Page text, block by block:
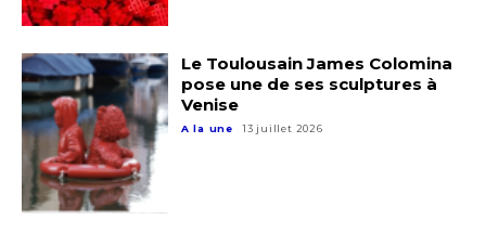
Adresse email*
Le Toulousain James Colomina
pose une de ses sculptures à
Venise
A la une 13 juillet 2026